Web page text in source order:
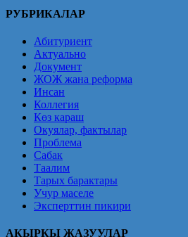
РУБРИКАЛАР
Абитуриент
Актуально
Документ
ЖОЖ жана реформа
Инсан
Коллегия
Көз караш
Окуялар, фактылар
Проблема
Сабак
Таалим
Тарых барактары
Учур маселе
Эксперттин пикири
АКЫРКЫ ЖАЗУУЛАР